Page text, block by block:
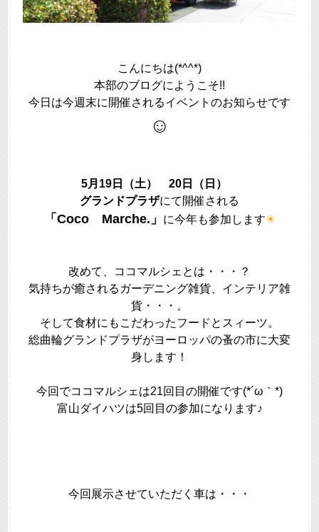
こんにちは(*^^*)
本部のブログにようこそ!!
今日は今週末に開催されるイベントのお知らせです
☺
5月19日（土） 20日（日）
グランドプラザにて開催される
「Coco Marche.」 に今年も参加します☀
改めて、ココマルシェとは・・・？
気持ちが癒されるガーデニング雑貨、インテリア雑
貨・・・。
そして食材にもこだわったフードとスィーツ。
総曲輪グランドプラザがヨーロッパの蚤の市に大変
身します！
今回でココマルシェは21回目の開催です(*´ω｀*)
富山ダイハツは5回目の参加になります♪
今回展示させていただく車は・・・